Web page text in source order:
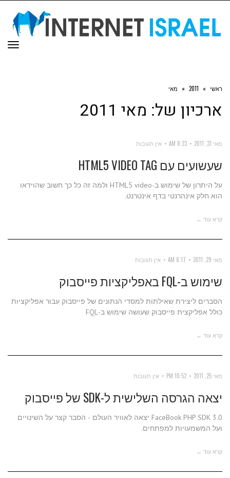
ראשי »
2011
» מאי
ארכיון של: מאי 2011
מאי 31, 2011 8:23 AM אין תגובות
שעשועים עם HTML5 VIDEO TAG
על היתרון של שימוש ב-HTML5 video ולמה זה כל כך חשוב שהוידאו
הוא חלק אינהרנטי בדף אינטרנט.
קרא עוד ←
מאי 29, 2011 8:17 AM אין תגובות
שימוש ב-FQL באפליקציות פייסבוק
הסברים ליצירת שאילתות למסדי הנתונים של פייסבוק עבור אפליקציות
כולל אפליקצית פייסבוק שעושה שימוש ב-FQL
קרא עוד ←
מאי 25, 2011 10:52 PM אין תגובות
יצאה הגרסה השלישית ל-SDK של פייסבוק
FaceBook PHP SDK 3.0 יצאה לאוויר העולם - הסבר קצר על השינויים
ועל המשמעויות למפתחים.
קרא עוד ←